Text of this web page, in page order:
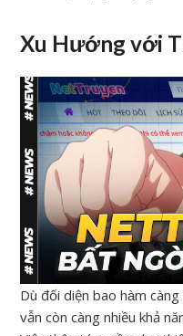
Xu Hướng với
Dù đối diện bao hàm
vẫn còn càng nhiều khả